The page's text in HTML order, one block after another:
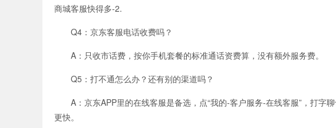
商城客服快得多-2.
Q4：京东客服电话收费吗？
A：只收市话费，按你手机套餐的标准通话资费算，没有额外服务费。
Q5：打不通怎么办？还有别的渠道吗？
A：京东APP里的在线客服是备选，点“我的-客户服务-在线客服”，打字
更快。